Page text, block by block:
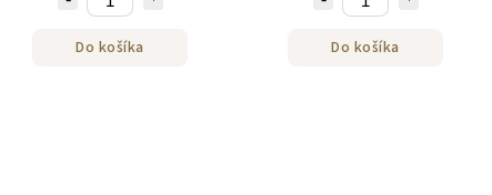
Do košíka Do košíka